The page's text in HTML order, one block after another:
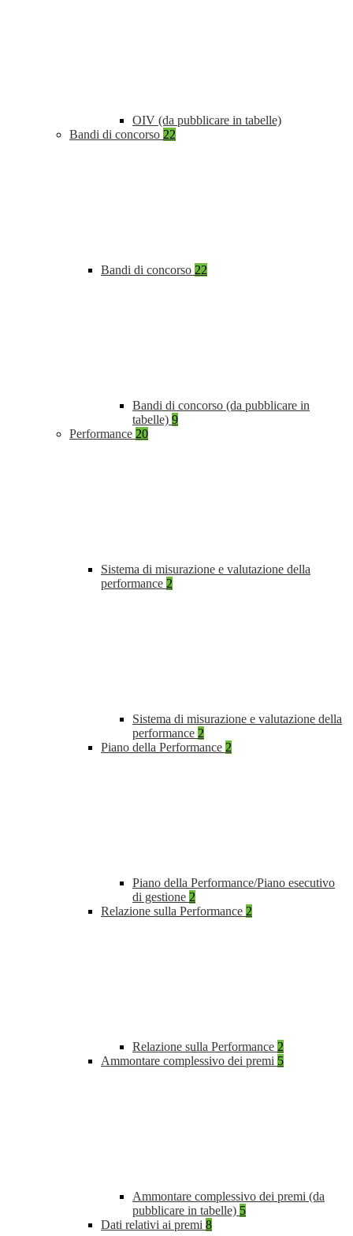
OIV (da pubblicare in tabelle)
Bandi di concorso 22
Bandi di concorso 22
Bandi di concorso (da pubblicare in
tabelle) 9
Performance 20
Sistema di misurazione e valutazione della
performance 2
Sistema di misurazione e valutazione della
performance 2
Piano della Performance 2
Piano della Performance/Piano esecutivo
di gestione 2
Relazione sulla Performance 2
Relazione sulla Performance 2
Ammontare complessivo dei premi 5
Ammontare complessivo dei premi (da
pubblicare in tabelle) 5
Dati relativi ai premi 8